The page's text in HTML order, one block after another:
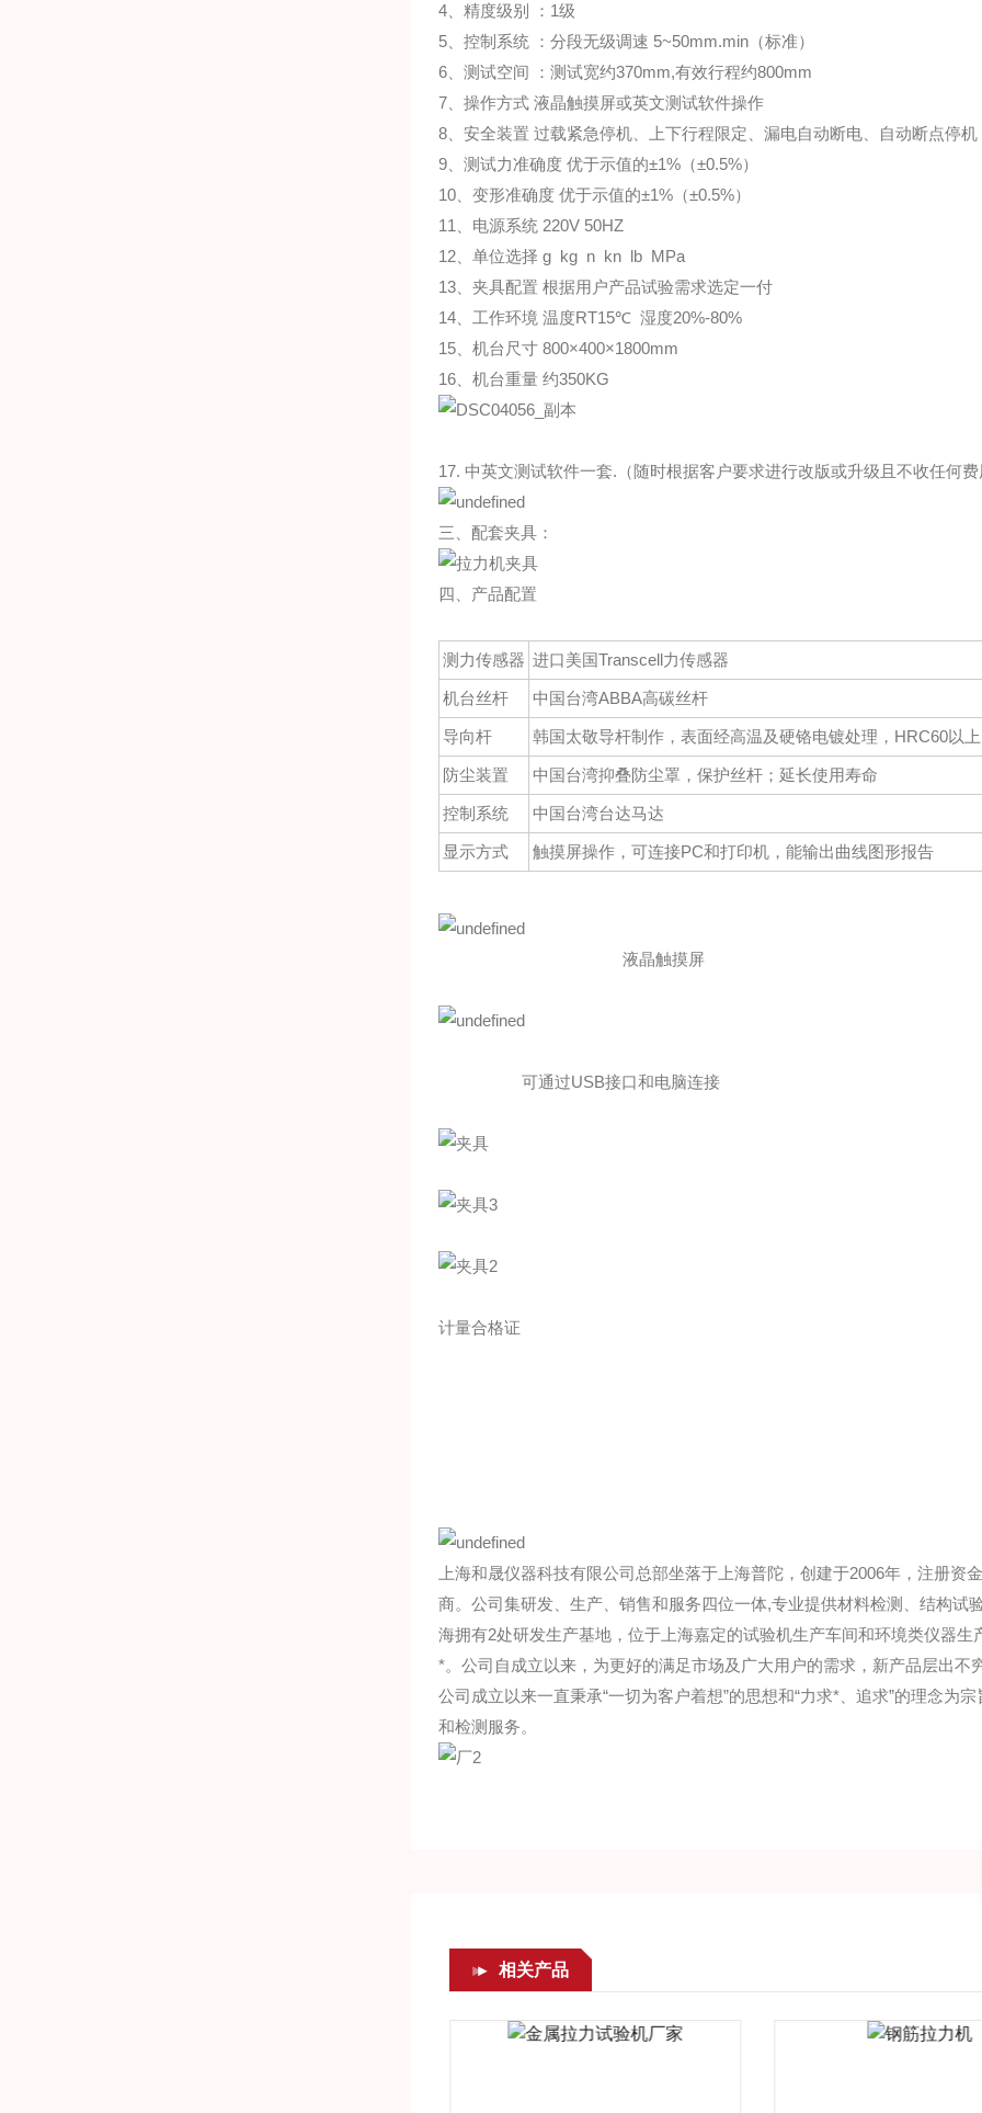
4、精度级别 ：1级
5、控制系统 ：分段无级调速 5~50mm.min（标准）
6、测试空间 ：测试宽约370mm,有效行程约800mm
7、操作方式 液晶触摸屏或英文测试软件操作
8、安全装置 过载紧急停机、上下行程限定、漏电自动断电、自动断点停机
9、测试力准确度 优于示值的±1%（±0.5%）
10、变形准确度 优于示值的±1%（±0.5%）
11、电源系统 220V 50HZ
12、单位选择 g kg n kn lb MPa
13、夹具配置 根据用户产品试验需求选定一付
14、工作环境 温度RT15℃ 湿度20%-80%
15、机台尺寸 800×400×1800mm
16、机台重量 约350KG
17. 中英文测试软件一套.（随时根据客户要求进行改版或升级且不收任何
三、配套夹具：
四、产品配置
测力传感器 进口美国Transcell力传感器
机台丝杆 中国台湾ABBA高碳丝杆
导向杆 韩国太敬导杆制作，表面经高温及硬铬电镀处理， HRC60以上
防尘装置 中国台湾抑叠防尘罩，保护丝杆；延长使用寿命
控制系统 中国台湾台达马达
显示方式 触摸屏操作，可连接PC和打印机 ，能输出曲线图形报告
液晶触摸屏
可通过USB接口和电脑连接
计量合格证
上海和晟仪器科技有限公司总部坐落于上海普陀，创建于2006年，注册
商。公司集研发、生产、销售和服务四位一体,专业提供材料检测、结构
海拥有2处研发生产基地，位于上海嘉定的试验机生产车间和环境类仪器
*。公司自成立以来，为更好的满足市场及广大用户的需求，新产品层出
公司成立以来一直秉承“一切为客户着想”的思想和“力求*、追求”的理念为
和检测服务。
相关产品